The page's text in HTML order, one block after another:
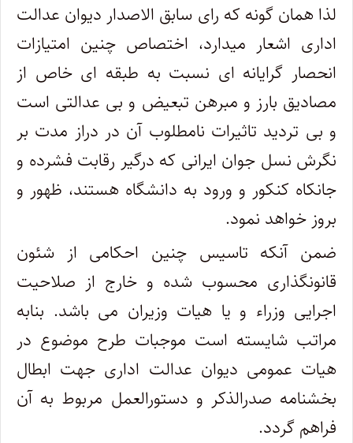
لذا همان گونه که رای سابق الاصدار دیوان عدالت
اداری اشعار می‎دارد، اختصاص چنین امتیازات
انحصار گرایانه‎ ای نسبت به طبقه ‎ای خاص از
مصادیق بارز و مبرهن تبعیض و بی‎ عدالتی است
و بی‎ تردید تاثیرات نامطلوب آن در دراز مدت بر
نگرش نسل جوان ایرانی که درگیر رقابت فشرده و
جانکاه کنکور و ورود به دانشگاه هستند، ظهور و
بروز خواهد نمود.
ضمن آنکه تاسیس چنین احکامی از شئون
قانونگذاری محسوب شده و خارج از صلاحیت
اجرایی وزراء و یا هیات وزیران می باشد. بنابه
مراتب شایسته است موجبات طرح موضوع در
هیات عمومی دیوان عدالت اداری جهت ابطال
بخشنامه صدرالذکر و دستورالعمل مربوط به آن
فراهم گردد.